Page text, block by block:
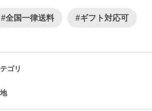
#全国一律送料 #ギフト対応可
ゴリ